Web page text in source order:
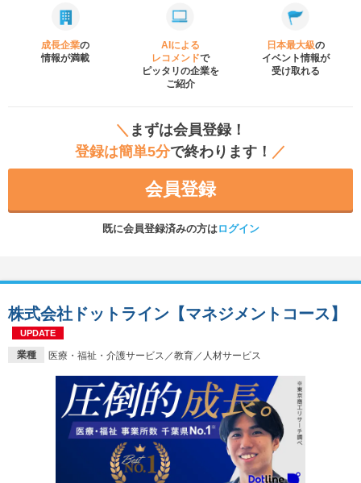
成長企業の
情報が満載
AIによる
レコメンドで
ピッタリの企業を
ご紹介
日本最大級の
イベント情報が
受け取れる
＼ まずは会員登録！
登録は簡単5分で終わります！ ／
会員登録
既に会員登録済みの方はログイン
業種 医療・福祉・介護サービス／教育／人材サービス
株式会社ドットライン【マネジメントコース】
UPDATE